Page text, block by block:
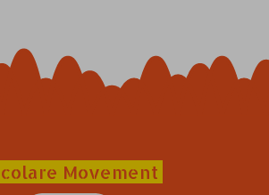
Movement